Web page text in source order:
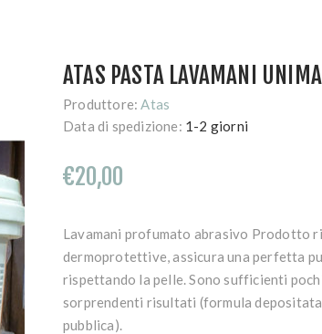
ATAS PASTA LAVAMANI
Produttore: Atas
Data di spedizione: 1-2 giorni
€20,00
Lavamani profumato abrasivo Prodotto
dermoprotettive, assicura una perfetta
rispettando la pelle. Sono sufficienti
sorprendenti risultati (formula
pubblica).